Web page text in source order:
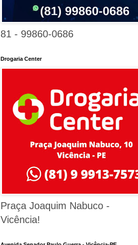
81 - 99860-0686
Drogaria Center
Praça Joaquim Nabuco -
Vicência!